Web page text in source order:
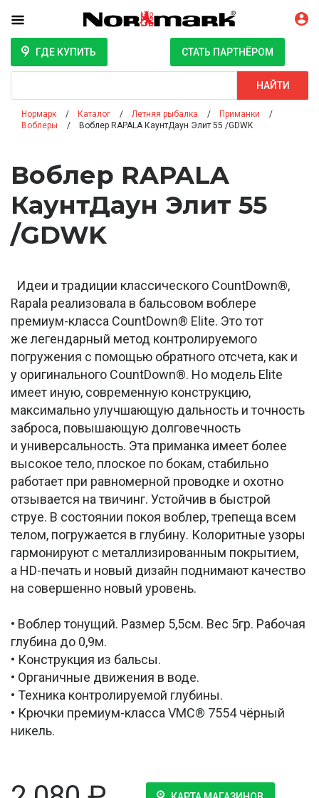
ГДЕ КУПИТЬ СТАТЬ ПАРТНЁРОМ
НАЙТИ
Нормарк Каталог Летняя рыбалка
Приманки
Воблеры
Воблер RAPALA КаунтДаун Элит 55 /GDWK
Воблер RAPALA
КаунтДаун Элит 55
/GDWK
Идеи и традиции классического CountDown®,
Rapala реализовала в бальсовом воблере
премиум-класса CountDown® Elite. Это тот
же легендарный метод контролируемого
погружения с помощью обратного отсчета, как и
у оригинального CountDown®. Но модель Elite
имеет иную, современную конструкцию,
максимально улучшающую дальность и точность
заброса, повышающую долговечность
и универсальность. Эта приманка имеет более
высокое тело, плоское по бокам, стабильно
работает при равномерной проводке и охотно
отзывается на твичинг. Устойчив в быстрой
струе. В состоянии покоя воблер, трепеща всем
телом, погружается в глубину. Колоритные узоры
гармонируют с металлизированным покрытием,
а HD-печать и новый дизайн поднимают качество
на совершенно новый уровень.
• Воблер тонущий. Размер 5,5см. Вес 5гр. Рабочая
глубина до 0,9м.
• Конструкция из бальсы.
• Органичные движения в воде.
• Техника контролируемой глубины.
• Крючки премиум-класса VMC® 7554 чёрный
никель.